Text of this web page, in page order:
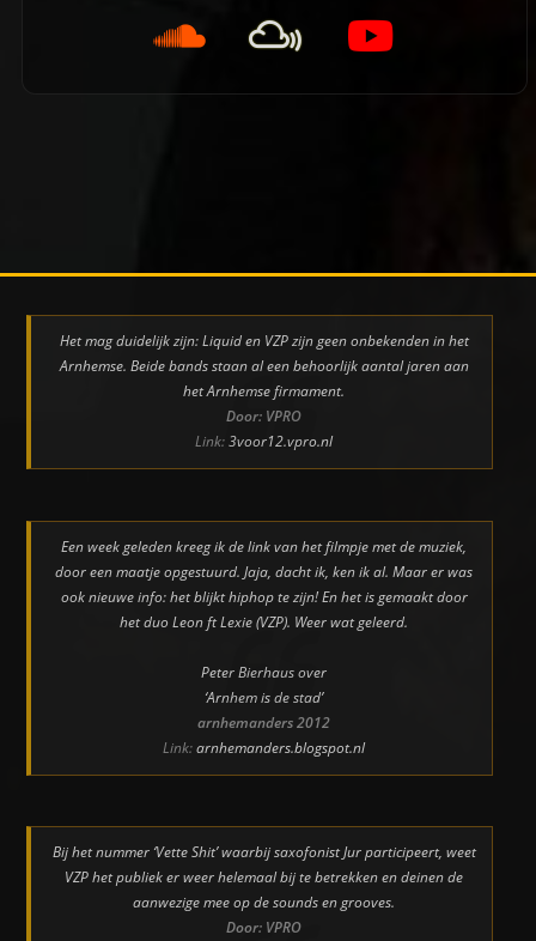
Het mag duidelijk zijn: Liquid en VZP zijn geen onbekenden in het
Arnhemse. Beide bands staan al een behoorlijk aantal jaren aan
het Arnhemse firmament.
Door: VPRO
Link:3voor12.vpro.nl
Een week geleden kreeg ik de link van het filmpje met de muziek,
door een maatje opgestuurd. Jaja, dacht ik, ken ik al. Maar er was
ook nieuwe info: het blijkt hiphop te zijn! En het is gemaakt door
het duo Leon ft Lexie (VZP). Weer wat geleerd.
Peter Bierhaus over
‘Arnhem is de stad’
arnhemanders 2012
Link:arnhemanders.blogspot.nl
Bij het nummer ‘Vette Shit’ waarbij saxofonist Jur participeert, weet
VZP het publiek er weer helemaal bij te betrekken en deinen de
aanwezige mee op de sounds en grooves.
Door: VPRO